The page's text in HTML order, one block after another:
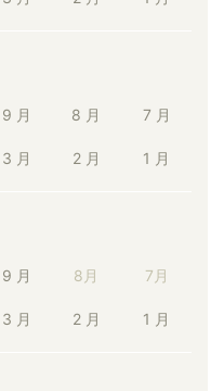
9 月 8 月 7 月
3 月 2 月 1 月
9 月 8月 7月
3 月 2 月 1 月